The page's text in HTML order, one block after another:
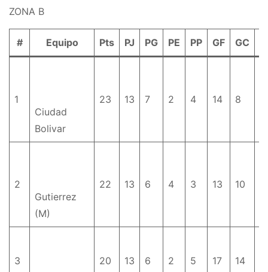
ZONA B
# Equipo Pts PJ PG PE PP GF GC
1
Ciudad
Bolivar
23 13 7 2 4 14 8
2
Gutierrez
(M)
22 13 6 4 3 13 10
3
20 13 6 2 5 17 14